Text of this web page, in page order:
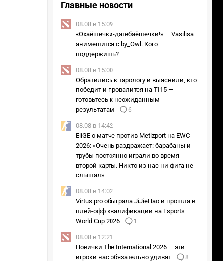
Главные новости
08.08 в 15:09
«Охаёшечки-датебаёшечки!» — Vasilisa
анимешится с by_Owl. Кого
поддержишь?
08.08 в 15:00
Обратились к тарологу и выяснили, кто
победит и провалится на TI15 —
готовьтесь к неожиданным
результатам
6
08.08 в 14:42
EliGE о матче против Metizport на EWC
2026: «Очень раздражает: барабаны и
трубы постоянно играли во время
второй карты. Никто из нас ни фига не
слышал»
08.08 в 14:02
Virtus.pro обыграла JiJieHao и прошла в
плей-офф квалификации на Esports
World Cup 2026
1
08.08 в 12:21
Новички The International 2026 — эти
игроки нас обязательно удивят
8